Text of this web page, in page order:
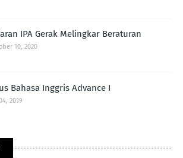
IPA Gerak Melingkar Beraturan
10, 2020
Bahasa Inggris Advance I
2019